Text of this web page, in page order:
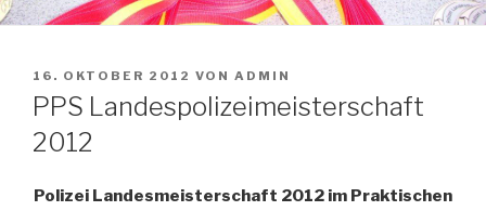
VERÖFFENTLICHT
AM
16. OKTOBER 2012 VON ADMIN
PPS Landespolizeimeisterschaft
2012
Polizei Landesmeisterschaft 2012 im Praktischen